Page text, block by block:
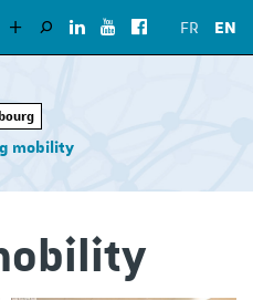
FR EN
mobility